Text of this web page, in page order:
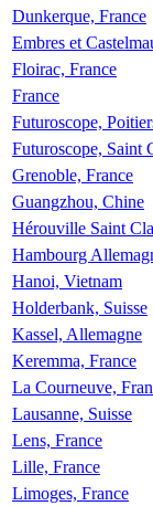
Dunkerque, France
Embres et
Floirac, France
France
Futuroscope,
Futuroscope, Saint
Grenoble, France
Guangzhou, Chine
Hérouville Saint
Hambourg
Hanoi, Vietnam
Holderbank, Suisse
Kassel, Allemagne
Keremma, France
La Courneuve,
Lausanne, Suisse
Lens, France
Lille, France
Limoges, France